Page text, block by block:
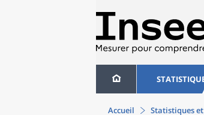
Accueil Statistiques